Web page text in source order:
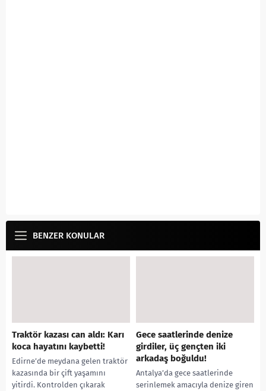
BENZER KONULAR
Traktör kazası can aldı: Karı
koca hayatını kaybetti!
Edirne’de meydana gelen traktör
kazasında bir çift yaşamını
yitirdi. Kontrolden çıkarak
Gece saatlerinde denize
girdiler, üç gençten iki
arkadaş boğuldu!
Antalya’da gece saatlerinde
serinlemek amacıyla denize giren